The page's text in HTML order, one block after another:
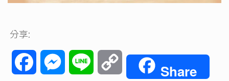
分享:
FacebookMessenger
Line
Copy
Share